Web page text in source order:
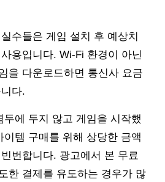
수들은 게임 설치 후 예상치
용입니다. Wi-Fi 환경이 아닌
을 다운로드하면 통신사 요금
다.
에 두지 않고 게임을 시작했
템 구매를 위해 상당한 금액
번합니다. 광고에서 본 무료
한 결제를 유도하는 경우가 많